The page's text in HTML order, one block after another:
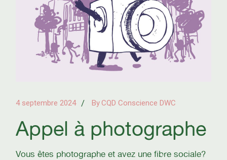
4 septembre 2024 ByCQD Conscience DWC
Appel à photographe
Vous êtes photographe et avez une fibre sociale?